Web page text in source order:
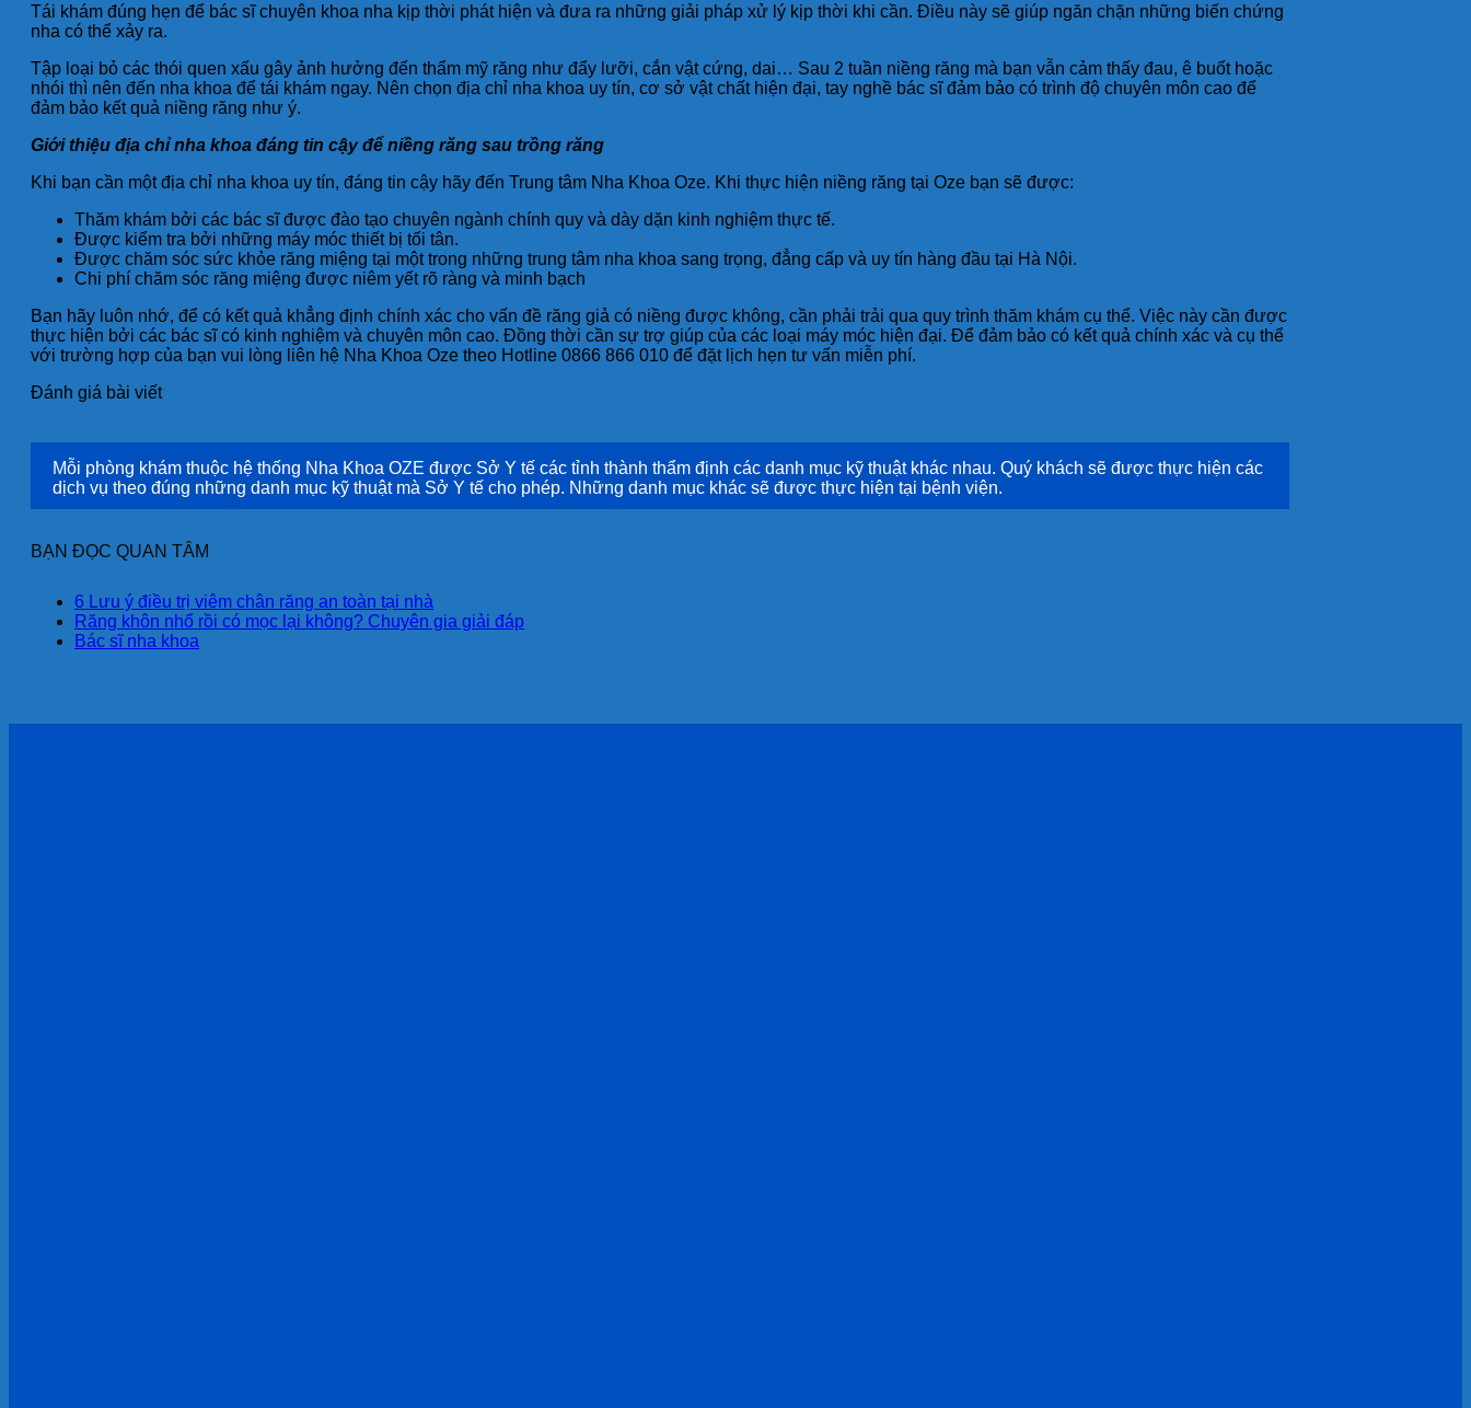
Tái khám đúng hẹn để bác sĩ chuyên khoa nha kịp thời phát hiện và đưa ra những giải pháp xử lý kịp thời khi cần. Điều này sẽ giúp ngăn chặn những biến chứng
nha có thể xảy ra.
Tập loại bỏ các thói quen xấu gây ảnh hưởng đến thẩm mỹ răng như đẩy lưỡi, cắn vật cứng, dai… Sau 2 tuần niềng răng mà bạn vẫn cảm thấy đau, ê buốt hoặc
nhói thì nên đến nha khoa để tái khám ngay. Nên chọn địa chỉ nha khoa uy tín, cơ sở vật chất hiện đại, tay nghề bác sĩ đảm bảo có trình độ chuyên môn cao để
đảm bảo kết quả niềng răng như ý.
Giới thiệu địa chỉ nha khoa đáng tin cậy để niềng răng sau trồng răng
Khi bạn cần một địa chỉ nha khoa uy tín, đáng tin cậy hãy đến Trung tâm Nha Khoa Oze. Khi thực hiện niềng răng tại Oze bạn sẽ được:
Thăm khám bởi các bác sĩ được đào tạo chuyên ngành chính quy và dày dặn kinh nghiệm thực tế.
Được kiểm tra bởi những máy móc thiết bị tối tân.
Được chăm sóc sức khỏe răng miệng tại một trong những trung tâm nha khoa sang trọng, đẳng cấp và uy tín hàng đầu tại Hà Nội.
Chi phí chăm sóc răng miệng được niêm yết rõ ràng và minh bạch
Bạn hãy luôn nhớ, để có kết quả khẳng định chính xác cho vấn đề răng giả có niềng được không, cần phải trải qua quy trình thăm khám cụ thể. Việc này cần được
thực hiện bởi các bác sĩ có kinh nghiệm và chuyên môn cao. Đồng thời cần sự trợ giúp của các loại máy móc hiện đại. Để đảm bảo có kết quả chính xác và cụ thể
với trường hợp của bạn vui lòng liên hệ Nha Khoa Oze theo Hotline 0866 866 010 để đặt lịch hẹn tư vấn miễn phí.
Đánh giá bài viết
Mỗi phòng khám thuộc hệ thống Nha Khoa OZE được Sở Y tế các tỉnh thành thẩm định các danh mục kỹ thuật khác nhau. Quý khách sẽ được thực hiện các
dịch vụ theo đúng những danh mục kỹ thuật mà Sở Y tế cho phép. Những danh mục khác sẽ được thực hiện tại bệnh viện.
BẠN ĐỌC QUAN TÂM
6 Lưu ý điều trị viêm chân răng an toàn tại nhà
Răng khôn nhổ rồi có mọc lại không? Chuyên gia giải đáp
Bác sĩ nha khoa